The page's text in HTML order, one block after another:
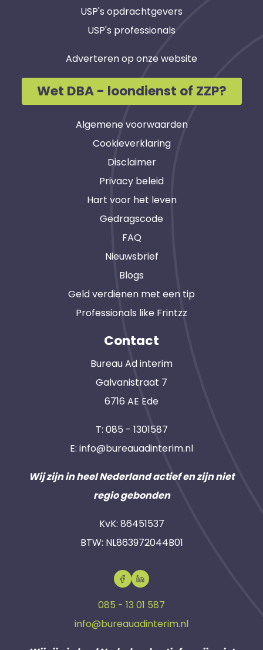
USP's opdrachtgevers
USP's professionals
Adverteren op onze website
Wet DBA - loondienst of ZZP?
Algemene voorwaarden
Cookieverklaring
Disclaimer
Privacy beleid
Hart voor het leven
Gedragscode
FAQ
Nieuwsbrief
Blogs
Geld verdienen met een tip
Professionals like Frintzz
Contact
Bureau Ad interim
Galvanistraat 7
6716 AE Ede
T: 085 - 1301587
E: info@bureauadinterim.nl
Wij zijn in heel Nederland actief en zijn niet
regio gebonden
KvK: 86451537
BTW: NL863972044B01
085 - 13 01 587
info@bureauadinterim.nl